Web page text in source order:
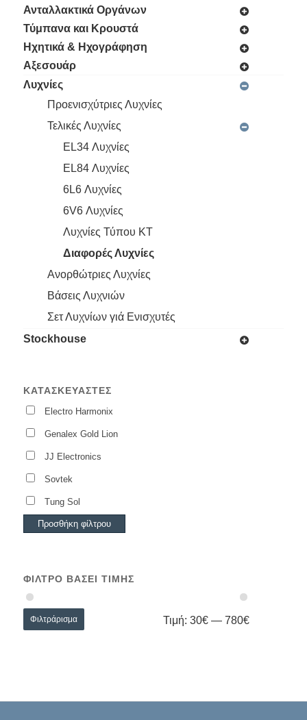
Ανταλλακτικά Οργάνων
Τύμπανα και Κρουστά
Ηχητικά & Ηχογράφηση
Αξεσουάρ
Λυχνίες
Προενισχύτριες Λυχνίες
Τελικές Λυχνίες
EL34 Λυχνίες
EL84 Λυχνίες
6L6 Λυχνίες
6V6 Λυχνίες
Λυχνίες Τύπου KT
Διαφορές Λυχνίες
Ανορθώτριες Λυχνίες
Βάσεις Λυχνιών
Σετ Λυχνίων γιά Ενισχυτές
Stockhouse
ΚΑΤΑΣΚΕΥΑΣΤΈΣ
Electro Harmonix
Genalex Gold Lion
JJ Electronics
Sovtek
Tung Sol
Προσθήκη φίλτρου
ΦΊΛΤΡΟ ΒΆΣΕΙ ΤΙΜΉΣ
Φιλτράρισμα Τιμή:30€ —780€